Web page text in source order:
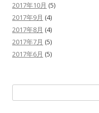
2017年10月 (5)
2017年9月 (4)
2017年8月 (4)
2017年7月 (5)
2017年6月 (5)
索